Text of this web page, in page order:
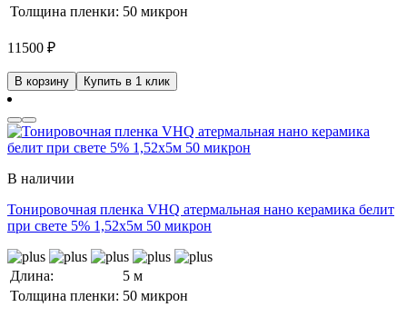
Толщина пленки: 50 микрон
11500 ₽
В корзину Купить в 1 клик
В наличии
Тонировочная пленка VHQ атермальная нано керамика белит
при свете 5% 1,52x5м 50 микрон
Длина:
5 м
Толщина пленки: 50 микрон